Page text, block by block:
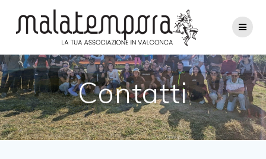
al
contenuto
Contatti